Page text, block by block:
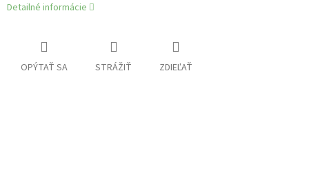
Detailné informácie
OPÝTAŤ SA STRÁŽIŤ ZDIEĽAŤ